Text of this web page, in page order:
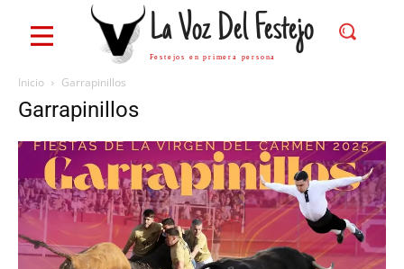
La Voz Del Festejo
Festejos en primera persona
Inicio Garrapinillos
Garrapinillos